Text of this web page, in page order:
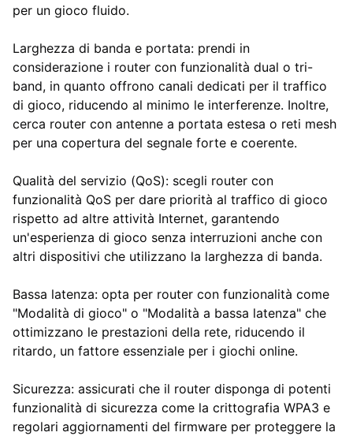
per un gioco fluido.
Larghezza di banda e portata: prendi in
considerazione i router con funzionalità dual o tri-
band, in quanto offrono canali dedicati per il traffico
di gioco, riducendo al minimo le interferenze. Inoltre,
cerca router con antenne a portata estesa o reti mesh
per una copertura del segnale forte e coerente.
Qualità del servizio (QoS): scegli router con
funzionalità QoS per dare priorità al traffico di gioco
rispetto ad altre attività Internet, garantendo
un'esperienza di gioco senza interruzioni anche con
altri dispositivi che utilizzano la larghezza di banda.
Bassa latenza: opta per router con funzionalità come
"Modalità di gioco" o "Modalità a bassa latenza" che
ottimizzano le prestazioni della rete, riducendo il
ritardo, un fattore essenziale per i giochi online.
Sicurezza: assicurati che il router disponga di potenti
funzionalità di sicurezza come la crittografia WPA3 e
regolari aggiornamenti del firmware per proteggere la